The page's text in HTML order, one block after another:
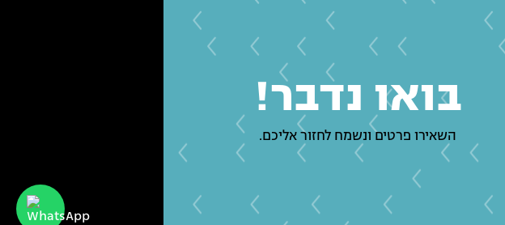
בואו נדבר!
השאירו פרטים ונשמח לחזור אליכם.